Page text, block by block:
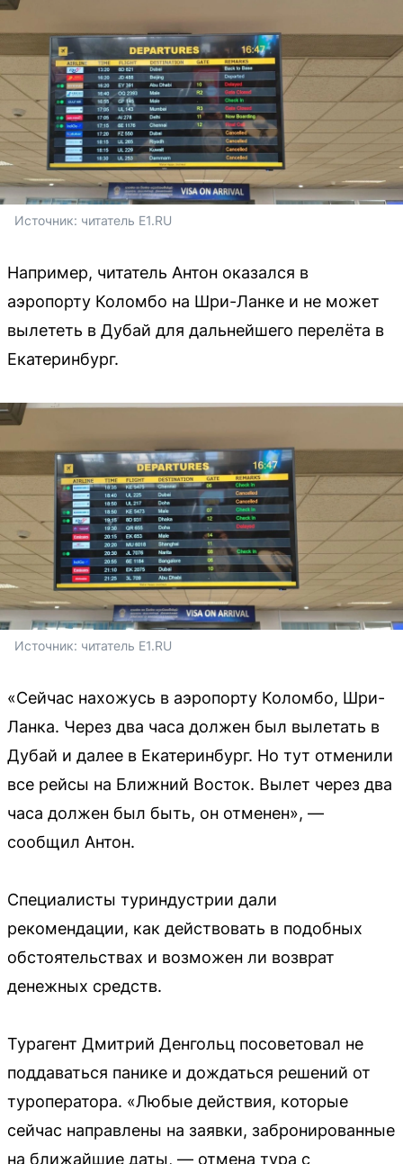
Источник: читатель E1.RU
Например, читатель Антон оказался в
аэропорту Коломбо на Шри-Ланке и не может
вылететь в Дубай для дальнейшего перелёта в
Екатеринбург.
Источник: читатель E1.RU
«Сейчас нахожусь в аэропорту Коломбо, Шри-
Ланка. Через два часа должен был вылетать в
Дубай и далее в Екатеринбург. Но тут отменили
все рейсы на Ближний Восток. Вылет через два
часа должен был быть, он отменен», —
сообщил Антон.
Специалисты туриндустрии дали
рекомендации, как действовать в подобных
обстоятельствах и возможен ли возврат
денежных средств.
Турагент Дмитрий Денгольц посоветовал не
поддаваться панике и дождаться решений от
туроператора. «Любые действия, которые
сейчас направлены на заявки, забронированные
на ближайшие даты, — отмена тура с